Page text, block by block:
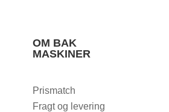
OM BAK
MASKINER
Prismatch
Fragt og levering